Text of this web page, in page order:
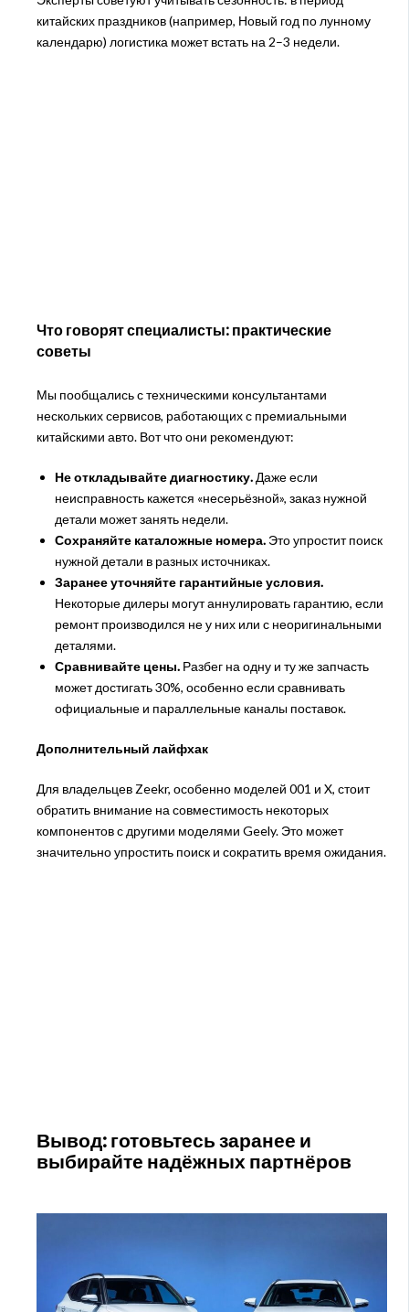
китайских праздников (например, Новый год по лунному
календарю) логистика может встать на 2–3 недели.
Что говорят специалисты: практические
советы
Мы пообщались с техническими консультантами
нескольких сервисов, работающих с премиальными
китайскими авто. Вот что они рекомендуют:
Не откладывайте диагностику.Даже если
неисправность кажется «несерьёзной», заказ нужной
детали может занять недели.
Сохраняйте каталожные номера.Это упростит поиск
нужной детали в разных источниках.
Заранее уточняйте гарантийные условия.
Некоторые дилеры могут аннулировать гарантию, если
ремонт производился не у них или с неоригинальными
деталями.
Сравнивайте цены.Разбег на одну и ту же запчасть
может достигать 30%, особенно если сравнивать
официальные и параллельные каналы поставок.
Дополнительный лайфхак
Для владельцев Zeekr, особенно моделей 001 и X, стоит
обратить внимание на совместимость некоторых
компонентов с другими моделями Geely. Это может
значительно упростить поиск и сократить время ожидания.
Вывод: готовьтесь заранее и
выбирайте надёжных партнёров